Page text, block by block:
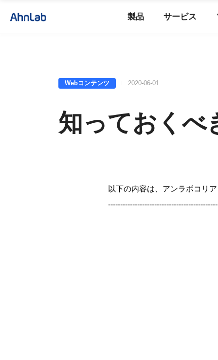
製品 サービス
Webコンテンツ 2020-06-01
知っておくべ
以下の内容は、アンラボコリ